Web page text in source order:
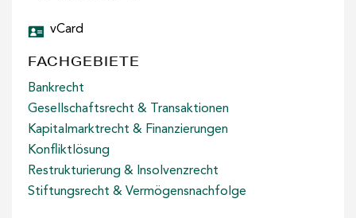
vCard
FACHGEBIETE
Bankrecht
Gesellschaftsrecht & Transaktionen
Kapitalmarktrecht & Finanzierungen
Konfliktlösung
Restrukturierung & Insolvenzrecht
Stiftungsrecht & Vermögensnachfolge